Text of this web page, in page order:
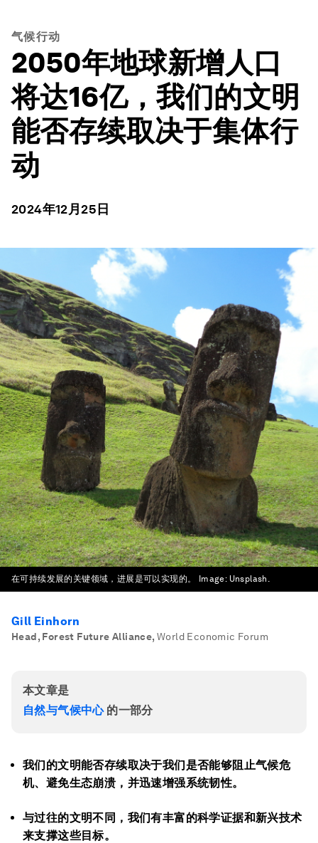
气候行动
2050年地球新增人口
将达16亿，我们的文明
能否存续取决于集体行
动
2024年12月25日
在可持续发展的关键领域，进展是可以实现的。 Image: Unsplash.
Gill Einhorn
Head, Forest Future Alliance, World Economic Forum
本文章是
自然与气候中心的一部分
我们的文明能否存续取决于我们是否能够阻止气候危
机、避免生态崩溃，并迅速增强系统韧性。
与过往的文明不同，我们有丰富的科学证据和新兴技术
来支撑这些目标。